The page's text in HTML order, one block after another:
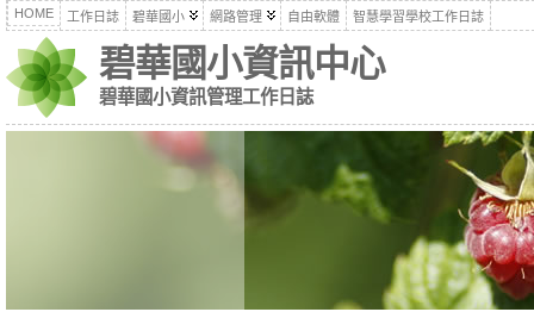
HOME 工作日誌 碧華國小 網路管理 自由軟體 智慧學習學校工作日誌
碧華國小資訊中心
碧華國小資訊管理工作日誌